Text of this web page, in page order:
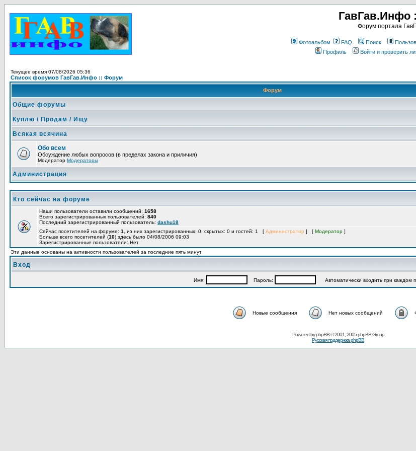
ГавГав.Инфо
Форум портала
Фотоальбом FAQ Поиск
Профиль
Войти и проверить
Текущее время 07/08/2026 05:36
Список форумов ГавГав.Инфо :: Форум
Форум
Общие форумы
Куплю / Продам / Ищу
Всякая всячина
Обо всем
Обсуждение любых вопросов (в пределах закона и приличия)
Модератор Модераторы
Администрация
Кто сейчас на форуме
Наши пользователи оставили сообщений: 1658
Всего зарегистрированных пользователей: 840
Последний зарегистрированный пользователь: dashu18
Сейчас посетителей на форуме: 1 , из них зарегистрированных: 0, скрытых: 0 и гостей: 1 [ Администратор ] [ Модератор ]
Больше всего посетителей (10) здесь было 04/08/2006 09:03
Зарегистрированные пользователи: Нет
Эти данные основаны на активности пользователей за последние пять минут
Вход
Имя: Пароль: Автоматически входить при каждом
Новые сообщения Нет новых сообщений
Powered byphpBB© 2001, 2005 phpBB Group
Русская поддержка phpBB